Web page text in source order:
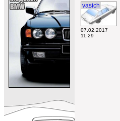
vasich
07.02.2017
11:29